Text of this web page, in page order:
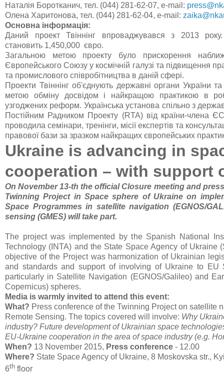
Наталія Боротканич, тел. (044) 281-62-07, e-mail:
Олена Харитонова, тел. (044) 281-62-04, e-mail:
Основна інформація:
Даний проект Твіннінг
впроваджувався з 2013
становить 1,450,000 євро.
Загальною метою проекту було прискорення
Європейського Союзу у космічній галузі та підвищення
та промислового співробітництва в даній сфері.
Проекти Твіннінг об'єднують державні органи України
метою обміну досвідом і найкращою практикою в
узгоджених реформ. Українська установа спільно з
Постійним Радником Проекту (RTA) від країни-члена
проводила семінари, тренінги, місії експертів та
правової бази за зразком найкращих європейських
Ukraine is advancing in
cooperation – with support
On November 13-th the official Closure meeting and
Twinning Project in Space sphere of Ukraine on
Space Programmes in satellite navigation (EGNOS/
sensing (GMES) will take part.
The project was implemented by the Spanish National
Technology (INTA) and the State Space Agency of Ukraine
objective of the Project was harmonization of Ukrainian
and standards and support of involving of Ukraine to EU
particularly in Satellite Navigation (EGNOS/Galileo) and
Copernicus) spheres.
Media is warmly invited to attend this event:
What? Press conference of the Twinning Project on satellite
Remote Sensing. The topics covered will involve: Why
industry? Future development of Ukrainian space
EU-Ukraine cooperation in the area of space industry (e.g.
When? 13 November 2015, Press conference - 12.00
Where? State Space Agency of Ukraine, 8 Moskovska str.,
6th floor